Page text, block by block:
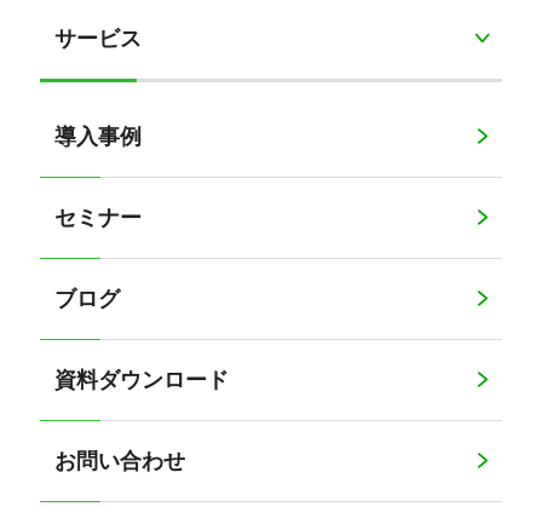
サービス
導入事例
セミナー
ブログ
資料ダウンロード
お問い合わせ